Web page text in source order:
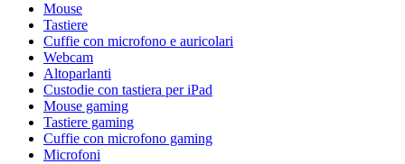
Mouse
Tastiere
Cuffie con microfono e auricolari
Webcam
Altoparlanti
Custodie con tastiera per iPad
Mouse gaming
Tastiere gaming
Cuffie con microfono gaming
Microfoni